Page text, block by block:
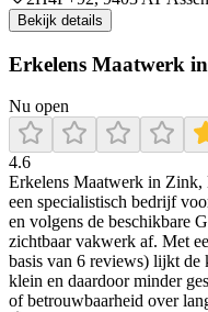
Bekijk details
Erkelens Maatwerk
Nu open
4.6
Erkelens Maatwerk in
een specialistisch bedrijf
en volgens de beschikbare
zichtbaar vakwerk af. Met
basis van 6 reviews) lijkt de
klein en daardoor minder
of betrouwbaarheid over